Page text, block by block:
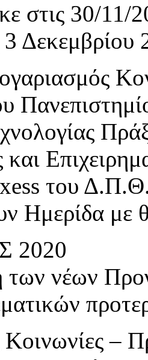
στις 30/11/
Δεκεμβρίου
και
του
Ημερίδα με
2020
των νέων
–